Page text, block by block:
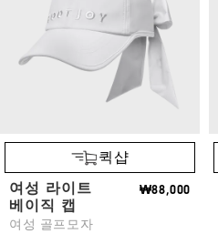
퀵샵
여성 라이트
베이직 캡
여성 골프모자
₩88,000